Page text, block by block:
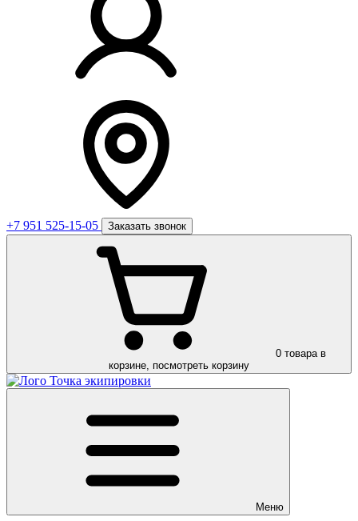
+7 951 525-15-05 Заказать звонок
0 товара в
корзине, посмотреть корзину
Меню